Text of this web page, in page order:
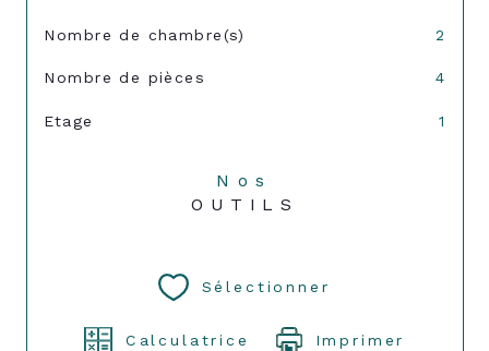
Nombre de chambre(s) 2
Nombre de pièces 4
Etage 1
Nos
OUTILS
Sélectionner
Calculatrice Imprimer